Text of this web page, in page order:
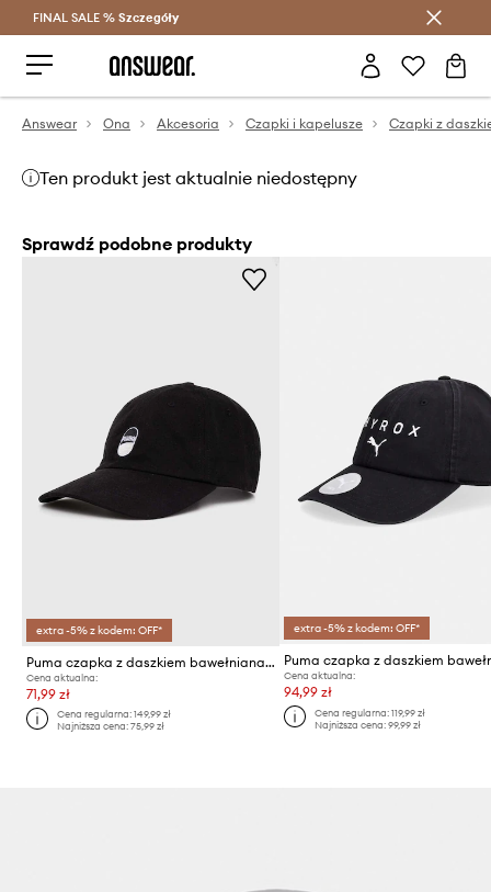
Oszczędzaj z Answear Club >
FINAL SALE % Szczegóły
Answear Ona Akcesoria Czapki i kapelusze Czapki z
Ten produkt jest aktualnie niedostępny
Sprawdź podobne produkty
extra -5% z kodem: OFF*
Puma czapka z daszkiem bawełniana Downtown Low Curve Cap
Cena aktualna:
71,99 zł
Cena regularna:149,99 zł
Najniższa cena:75,99 zł
extra -5% z kodem: OFF*
Cena aktualna:
94,99 zł
Cena regularna: 119,99 zł
Najniższa cena: 99,99 zł